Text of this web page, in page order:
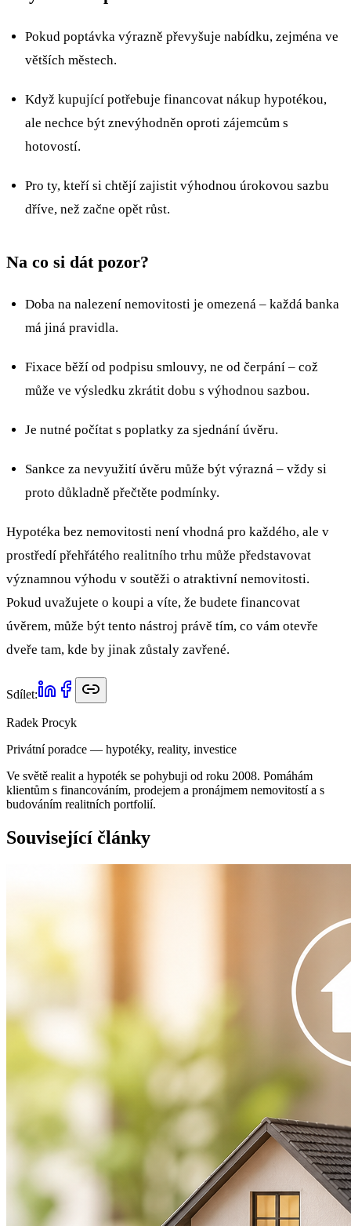
Pokud poptávka výrazně převyšuje nabídku, zejména ve
větších městech.
Když kupující potřebuje financovat nákup hypotékou,
ale nechce být znevýhodněn oproti zájemcům s
hotovostí.
Pro ty, kteří si chtějí zajistit výhodnou úrokovou sazbu
dříve, než začne opět růst.
Na co si dát pozor?
Doba na nalezení nemovitosti je omezená – každá banka
má jiná pravidla.
Fixace běží od podpisu smlouvy, ne od čerpání – což
může ve výsledku zkrátit dobu s výhodnou sazbou.
Je nutné počítat s poplatky za sjednání úvěru.
Sankce za nevyužití úvěru může být výrazná – vždy si
proto důkladně přečtěte podmínky.
Hypotéka bez nemovitosti není vhodná pro každého, ale v
prostředí přehřátého realitního trhu může představovat
významnou výhodu v soutěži o atraktivní nemovitosti.
Pokud uvažujete o koupi a víte, že budete financovat
úvěrem, může být tento nástroj právě tím, co vám otevře
dveře tam, kde by jinak zůstaly zavřené.
Sdílet:
Radek Procyk
Privátní poradce — hypotéky, reality, investice
Ve světě realit a hypoték se pohybuji od roku 2008. Pomáhám
klientům s financováním, prodejem a pronájmem nemovitostí a s
budováním realitních portfolií.
Související články